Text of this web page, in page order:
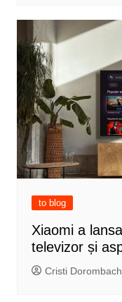
to blog
Xiaomi a
televizor și
Cristi Dorombach